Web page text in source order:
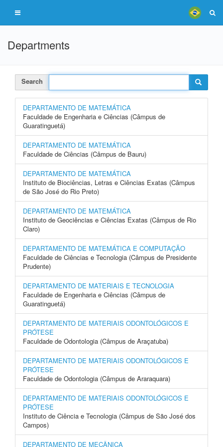
Departments
Search
DEPARTAMENTO DE MATEMÁTICA
Faculdade de Engenharia e Ciências (Câmpus de
Guaratinguetá)
DEPARTAMENTO DE MATEMÁTICA
Faculdade de Ciências (Câmpus de Bauru)
DEPARTAMENTO DE MATEMÁTICA
Instituto de Biociências, Letras e Ciências Exatas (Câmpus
de São José do Rio Preto)
DEPARTAMENTO DE MATEMÁTICA
Instituto de Geociências e Ciências Exatas (Câmpus de Rio
Claro)
DEPARTAMENTO DE MATEMÁTICA E COMPUTAÇÃO
Faculdade de Ciências e Tecnologia (Câmpus de Presidente
Prudente)
DEPARTAMENTO DE MATERIAIS E TECNOLOGIA
Faculdade de Engenharia e Ciências (Câmpus de
Guaratinguetá)
DEPARTAMENTO DE MATERIAIS ODONTOLÓGICOS E
PRÓTESE
Faculdade de Odontologia (Câmpus de Araçatuba)
DEPARTAMENTO DE MATERIAIS ODONTOLÓGICOS E
PRÓTESE
Faculdade de Odontologia (Câmpus de Araraquara)
DEPARTAMENTO DE MATERIAIS ODONTOLÓGICOS E
PRÓTESE
Instituto de Ciência e Tecnologia (Câmpus de São José dos
Campos)
DEPARTAMENTO DE MECÂNICA